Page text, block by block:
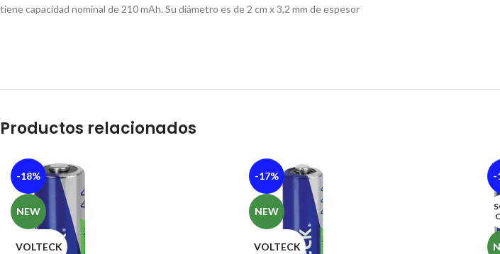
tiene capacidad nominal de 210 mAh. Su diámetro es de 2 cm x 3,2 mm de espesor
Productos relacionados
-18%
NEW
VOLTECK
-17%
NEW
VOLTECK
-